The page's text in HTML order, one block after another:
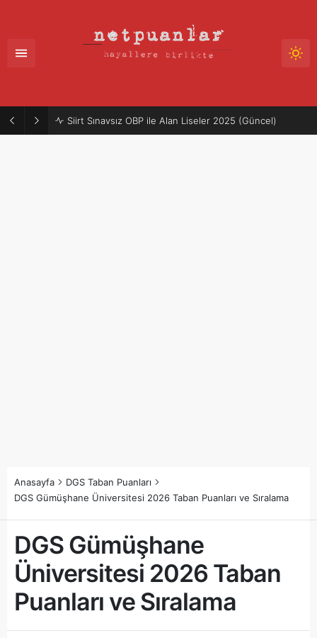
Siirt Sınavsız OBP ile Alan Liseler 2025 (Güncel)
Anasayfa
DGS Taban Puanları
DGS Gümüşhane Üniversitesi 2026 Taban Puanları ve Sıralama
DGS Gümüşhane
Üniversitesi 2026 Taban
Puanları ve Sıralama